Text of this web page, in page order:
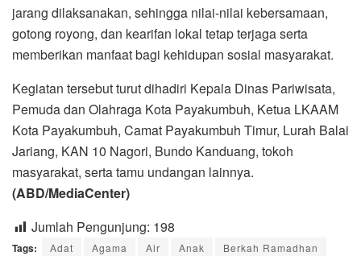
jarang dilaksanakan, sehingga nilai-nilai kebersamaan,
gotong royong, dan kearifan lokal tetap terjaga serta
memberikan manfaat bagi kehidupan sosial masyarakat.
Kegiatan tersebut turut dihadiri Kepala Dinas Pariwisata,
Pemuda dan Olahraga Kota Payakumbuh, Ketua LKAAM
Kota Payakumbuh, Camat Payakumbuh Timur, Lurah Balai
Jariang, KAN 10 Nagori, Bundo Kanduang, tokoh
masyarakat, serta tamu undangan lainnya.
(ABD/MediaCenter)
Jumlah Pengunjung: 198
Tags: Adat Agama Air Anak
Berkah Ramadhan